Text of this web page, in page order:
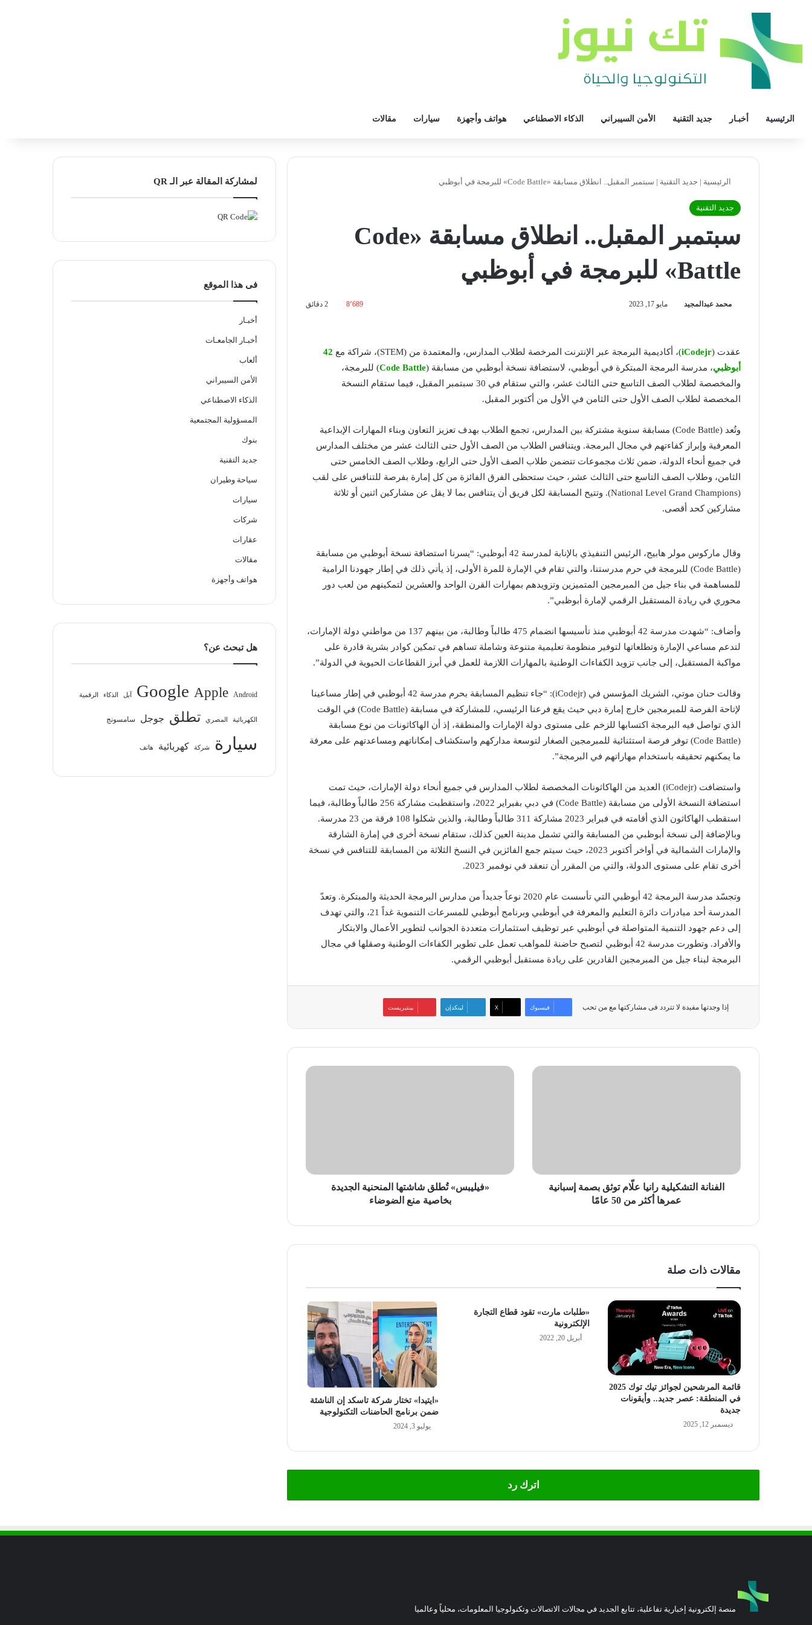
الرئيسية أخبـار جديد التقنية الأمن السيبراني الذكاء الاصطناعي هواتف وأجهزة سيارات مقالات
الرئيسية | جديد التقنية | سبتمبر المقبل.. انطلاق مسابقة «Code Battle» للبرمجة في أبوظبي
جديد التقنية
سبتمبر المقبل.. انطلاق مسابقة «Code
Battle» للبرمجة في أبوظبي
محمد عبدالمجيد مايو 17, 2023 8٬689
عقدت (iCodejr)، أكاديمية البرمجة عبر الإنترنت المرخصة لطلاب المدارس، والمعتمدة من (STEM)، شراكة مع
42
أبوظبي، مدرسة البرمجة المبتكرة في أبوظبي، لاستضافة نسخة أبوظبي من مسابقة (Code Battle) للبرمجة،
والمخصصة لطلاب الصف التاسع حتى الثالث عشر، والتي ستقام في 30 سبتمبر المقبل، فيما ستقام النسخة
المخصصة لطلاب الصف الأول حتى الثامن في الأول من أكتوبر المقبل.
وتُعد (Code Battle) مسابقة سنوية مشتركة بين المدارس، تجمع الطلاب بهدف تعزيز التعاون وبناء المهارات الإبداعية
المعرفية وإبراز كفاءتهم في مجال البرمجة. ويتنافس الطلاب من الصف الأول حتى الثالث عشر من مختلف المدارس
في جميع أنحاء الدولة، ضمن ثلاث مجموعات تتضمن طلاب الصف الأول حتى الرابع، وطلاب الصف الخامس حتى
الثامن، وطلاب الصف التاسع حتى الثالث عشر، حيث ستحظى الفرق الفائزة من كل إمارة بفرصة للتنافس على لقب
(National Level Grand Champions). وتتيح المسابقة لكل فريق أن يتنافس بما لا يقل عن مشاركين اثنين أو ثلاثة
مشاركين كحد أقصى.
وقال ماركوس مولر هابيج، الرئيس التنفيذي بالإنابة لمدرسة 42 أبوظبي: “يسرنا استضافة نسخة أبوظبي من مسابقة
(Code Battle) للبرمجة في حرم مدرستنا، والتي تقام في الإمارة للمرة الأولى، إذ يأتي ذلك في إطار جهودنا الرامية
للمساهمة في بناء جيل من المبرمجين المتميزين وتزويدهم بمهارات القرن الواحد والعشرين لتمكينهم من لعب دور
محوري في ريادة المستقبل الرقمي لإمارة أبوظبي”.
وأضاف: “شهدت مدرسة 42 أبوظبي منذ تأسيسها انضمام 475 طالباً وطالبة، من بينهم 137 من مواطني دولة الإمارات،
لتدعم مساعي الإمارة وتطلعاتها لتوفير منظومة تعليمية متنوعة وشاملة تساهم في تمكين كوادر بشرية قادرة على
مواكبة المستقبل، إلى جانب تزويد الكفاءات الوطنية بالمهارات اللازمة للعمل في أبرز القطاعات الحيوية في الدولة”.
وقالت حنان موتي، الشريك المؤسس في (iCodejr): “جاء تنظيم المسابقة بحرم مدرسة 42 أبوظبي في إطار مساعينا
لإتاحة الفرصة للمبرمجين خارج إمارة دبي حيث يقع فرعنا الرئيسي، للمشاركة في مسابقة (Code Battle) في الوقت
الذي تواصل فيه البرمجة اكتسابها للزخم على مستوى دولة الإمارات والمنطقة، إذ أن الهاكاثونات من نوع مسابقة
(Code Battle) توفر فرصة استثنائية للمبرمجين الصغار لتوسعة مداركهم واستكشاف إمكاناتهم ومساعدتهم على معرفة
ما يمكنهم تحقيقه باستخدام مهاراتهم في البرمجة”.
واستضافت (iCodejr) العديد من الهاكاثونات المخصصة لطلاب المدارس في جميع أنحاء دولة الإمارات، حيث تمت
استضافة النسخة الأولى من مسابقة (Code Battle) في دبي بفبراير 2022، واستقطبت مشاركة 256 طالباً وطالبة، فيما
استقطب الهاكاثون الذي أقامته في فبراير 2023 مشاركة 311 طالباً وطالبة، والذين شكلوا 108 فرقة من 23 مدرسة.
وبالإضافة إلى نسخة أبوظبي من المسابقة والتي تشمل مدينة العين كذلك، ستقام نسخة أخرى في إمارة الشارقة
والإمارات الشمالية في أواخر أكتوبر 2023، حيث سيتم جمع الفائزين في النسخ الثلاثة من المسابقة للتنافس في نسخة
أخرى تقام على مستوى الدولة، والتي من المقرر أن تنعقد في نوفمبر 2023.
وتجسّد مدرسة البرمجة 42 أبوظبي التي تأسست عام 2020 نوعاً جديداً من مدارس البرمجة الحديثة والمبتكرة. وتعدّ
المدرسة أحد مبادرات دائرة التعليم والمعرفة في أبوظبي وبرنامج أبوظبي للمسرعات التنموية غداً 21، والتي تهدف
إلى دعم جهود التنمية المتواصلة في أبوظبي عبر توظيف استثمارات متعددة الجوانب لتطوير الأعمال والابتكار
والأفراد. وتطورت مدرسة 42 أبوظبي لتصبح حاضنة للمواهب تعمل على تطوير الكفاءات الوطنية وصقلها في مجال
البرمجة لبناء جيل من المبرمجين القادرين على ريادة مستقبل أبوظبي الرقمي.
إذا وجدتها مفيدة لا تتردد فى مشاركتها مع من تحب فيسبوك ‫X لينكدإن بينتيريست
الفنانة
أكثر
الفنانة التشكيلية رانيا علّام توثق بصمة إسبانية
عمرها أكثر من 50 عامًا
«فيليبس»
«فيليبس» تُطلق شاشتها المنحنية الجديدة
بخاصية منع الضوضاء
مقالات ذات صلة
قائمة المرشحين لجوائز تيك توك 2025
في المنطقة: عصر جديد.. وأيقونات
جديدة
ديسمبر 12, 2025
«طلبات مارت» تقود قطاع التجارة
الإلكترونية
أبريل 20, 2022
«ايتيدا» تختار شركة تاسكد إن الناشئة
ضمن برنامج الحاضنات التكنولوجية
يوليو 3, 2024
اترك رد
لمشاركة المقالة عبر الـ QR
فى هذا الموقع
أخبـار
أخبـار الجامعـات
ألعاب
الأمن السيبراني
الذكاء الاصطناعي
المسؤولية المجتمعية
بنوك
جديد التقنية
سياحة وطيران
سيارات
شركات
عقارات
مقالات
هواتف وأجهزة
هل تبحث عن؟
Android
Apple
Google آبل الذكاء الرقمية
الكهربائية المصري تطلق جوجل سامسونج
سيارة شركة كهربائية هاتف
منصة إلكترونية إخبارية تفاعلية، تتابع الجديد في مجالات الاتصالات وتكنولوجيا المعلومات، محلياً وعالميا